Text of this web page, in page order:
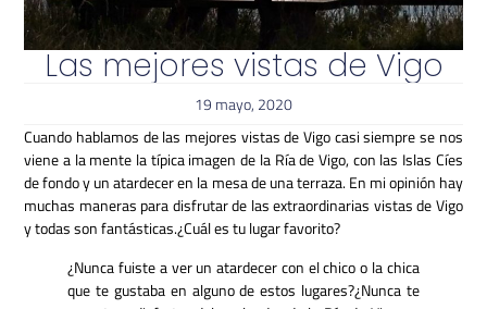
Las mejores vistas de Vigo
19 mayo, 2020
Cuando hablamos de las mejores vistas de Vigo casi siempre se nos
viene a la mente la típica imagen de la Ría de Vigo, con las Islas Cíes
de fondo y un atardecer en la mesa de una terraza. En mi opinión hay
muchas maneras para disfrutar de las extraordinarias vistas de Vigo
y todas son fantásticas.¿Cuál es tu lugar favorito?
¿Nunca fuiste a ver un atardecer con el chico o la chica
que te gustaba en alguno de estos lugares?¿Nunca te